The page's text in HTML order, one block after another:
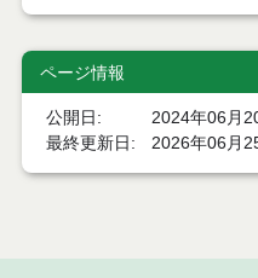
ページ情報
公開日
2024年06月
最終更新日
2026年06月